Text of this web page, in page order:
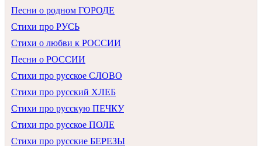
Песни о родном ГОРОДЕ
Стихи про РУСЬ
Стихи о любви к РОССИИ
Песни о РОССИИ
Стихи про русское СЛОВО
Стихи про русский ХЛЕБ
Стихи про русскую ПЕЧКУ
Стихи про русское ПОЛЕ
Стихи про русские БЕРЕЗЫ